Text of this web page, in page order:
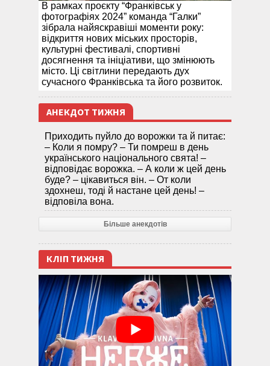
В рамках проєкту “Франківськ у
фотографіях 2024” команда “Галки”
зібрала найяскравіші моменти року:
відкриття нових міських просторів,
культурні фестивалі, спортивні
досягнення та ініціативи, що змінюють
місто. Ці світлини передають дух
сучасного Франківська та його розвиток.
АНЕКДОТ ТИЖНЯ
Приходить пуйло до ворожки та й питає:
– Коли я помру? – Ти помреш в день
українського національного свята! –
відповідає ворожка. – А коли ж цей день
буде? – цікавиться він. – От коли
здохнеш, тоді й настане цей день! –
відповіла вона.
Більше анекдотів
КЛІП ТИЖНЯ